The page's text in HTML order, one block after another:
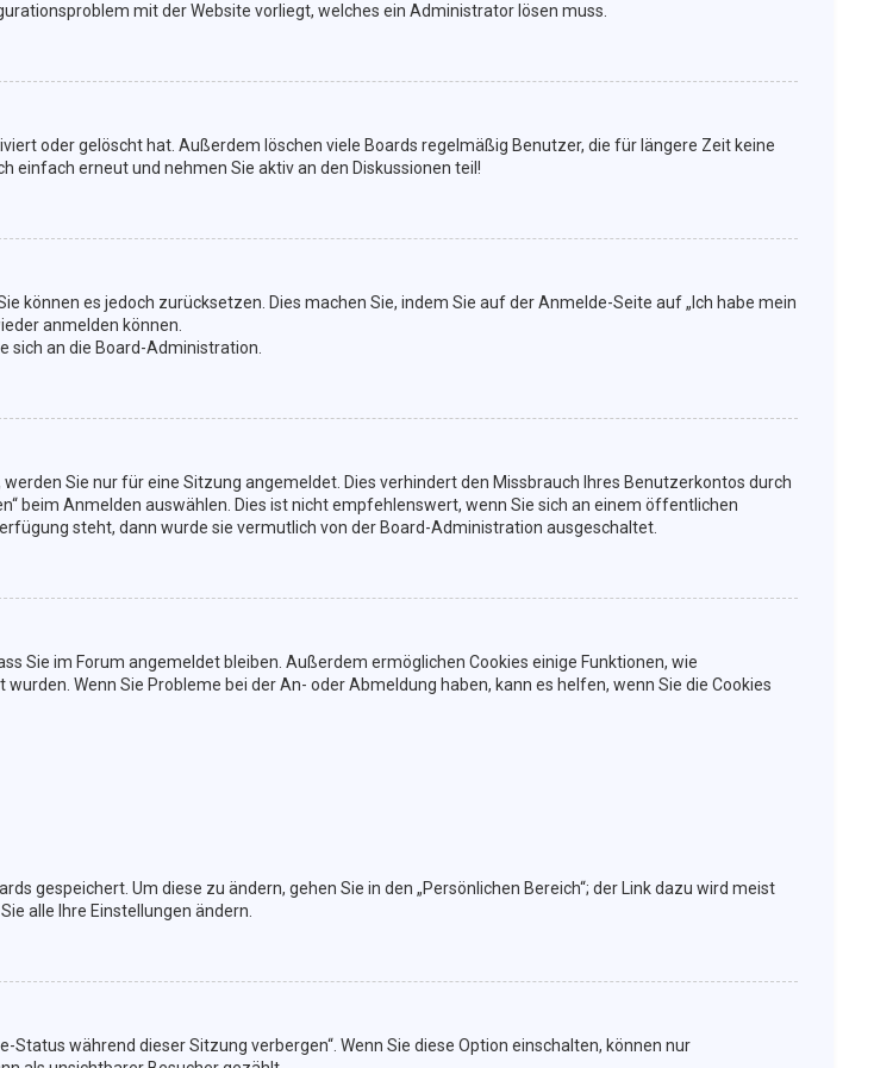
mit der Website vorliegt, welches ein Administrator lösen muss.
oder gelöscht hat. Außerdem löschen viele Boards regelmäßig Benutzer, die für längere Zeit keine
einfach erneut und nehmen Sie aktiv an den Diskussionen teil!
können es jedoch zurücksetzen. Dies machen Sie, indem Sie auf der Anmelde-Seite auf „Ich habe mein
anmelden können.
sich an die Board-Administration.
Sie nur für eine Sitzung angemeldet. Dies verhindert den Missbrauch Ihres Benutzerkontos durch
beim Anmelden auswählen. Dies ist nicht empfehlenswert, wenn Sie sich an einem öffentlichen
steht, dann wurde sie vermutlich von der Board-Administration ausgeschaltet.
Sie im Forum angemeldet bleiben. Außerdem ermöglichen Cookies einige Funktionen, wie
Wenn Sie Probleme bei der An- oder Abmeldung haben, kann es helfen, wenn Sie die Cookies
gespeichert. Um diese zu ändern, gehen Sie in den „Persönlichen Bereich“; der Link dazu wird meist
alle Ihre Einstellungen ändern.
Status während dieser Sitzung verbergen“. Wenn Sie diese Option einschalten, können nur